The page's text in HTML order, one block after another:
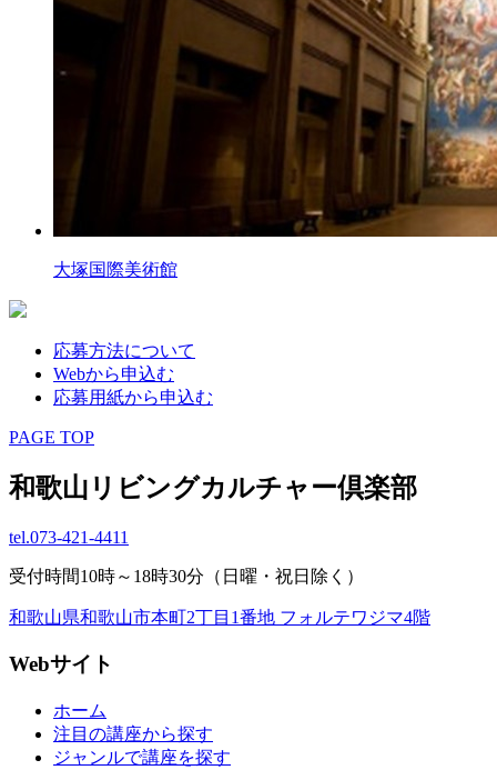
大塚国際美術館
応募方法について
Webから申込む
応募用紙から申込む
PAGE TOP
和歌山リビングカルチャー倶楽部
tel.073-421-4411
受付時間10時～18時30分（日曜・祝日除く）
和歌山県和歌山市本町2丁目1番地 フォルテワジマ4階
Webサイト
ホーム
注目の講座から探す
ジャンルで講座を探す